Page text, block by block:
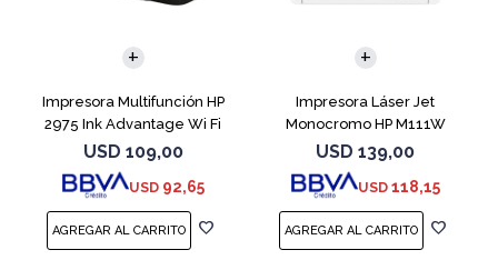
Impresora Multifunción HP
2975 Ink Advantage Wi Fi
USD 109,00
USD 92,65
Impresora Láser Jet
Monocromo HP M111W
USD 139,00
USD 118,15